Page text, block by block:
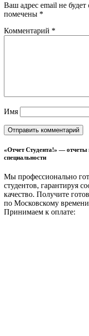
Ваш адрес email не будет
помечены *
Комментарий *
Имя
«Отчет Студента!» — отчеты
специальности
Мы профессионально
студентов, гарантируя
качество. Получите
по Московскому времени
Принимаем к оплате: